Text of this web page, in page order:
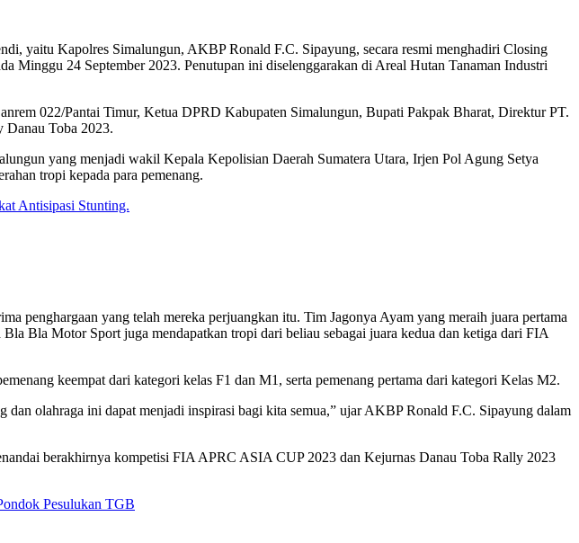
yaitu Kapolres Simalungun, AKBP Ronald F.C. Sipayung, secara resmi menghadiri Closing
24 September 2023. Penutupan ini diselenggarakan di Areal Hutan Tanaman Industri
022/Pantai Timur, Ketua DPRD Kabupaten Simalungun, Bupati Pakpak Bharat, Direktur PT.
Toba 2023.
yang menjadi wakil Kepala Kepolisian Daerah Sumatera Utara, Irjen Pol Agung Setya
tropi kepada para pemenang.
Antisipasi Stunting.
penghargaan yang telah mereka perjuangkan itu. Tim Jagonya Ayam yang meraih juara pertama
Bla Motor Sport juga mendapatkan tropi dari beliau sebagai juara kedua dan ketiga dari FIA
keempat dari kategori kelas F1 dan M1, serta pemenang pertama dari kategori Kelas M2.
olahraga ini dapat menjadi inspirasi bagi kita semua,” ujar AKBP Ronald F.C. Sipayung dalam
berakhirnya kompetisi FIA APRC ASIA CUP 2023 dan Kejurnas Danau Toba Rally 2023
Pesulukan TGB